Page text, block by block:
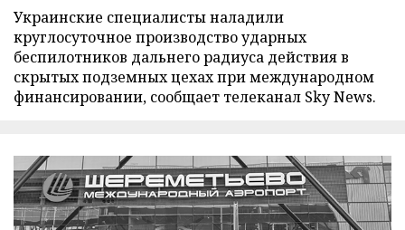
Украинские специалисты наладили
круглосуточное производство ударных
беспилотников дальнего радиуса действия в
скрытых подземных цехах при международном
финансировании, сообщает телеканал Sky News.